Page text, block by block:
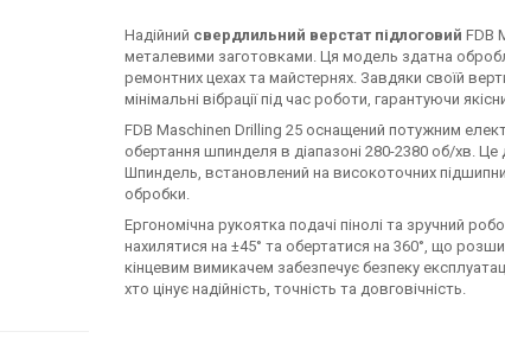
Надійний свердлильний верстат підлоговий FDB
металевими заготовками. Ця модель здатна
ремонтних цехах та майстернях. Завдяки своїй
мінімальні вібрації під час роботи, гарантуючи
FDB Maschinen Drilling 25 оснащений потужним
обертання шпинделя в діапазоні 280-2380 об/хв.
Шпиндель, встановлений на високоточних
обробки.
Ергономічна рукоятка подачі пінолі та зручний
нахилятися на ±45° та обертатися на 360°, що
кінцевим вимикачем забезпечує безпеку
хто цінує надійність, точність та довговічність.